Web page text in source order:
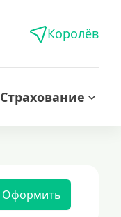
Королёв
Страхование
Оформить